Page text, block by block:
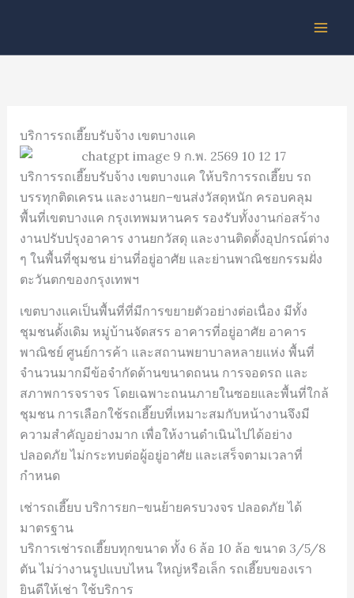
content
บริการรถเฮี๊ยบรับจ้าง เขตบางแค
บริการรถเฮี๊ยบรับจ้าง เขตบางแค ให้บริการรถเฮี๊ยบ รถ
บรรทุกติดเครน และงานยก–ขนส่งวัสดุหนัก ครอบคลุม
พื้นที่เขตบางแค กรุงเทพมหานคร รองรับทั้งงานก่อสร้าง
งานปรับปรุงอาคาร งานยกวัสดุ และงานติดตั้งอุปกรณ์ต่าง
ๆ ในพื้นที่ชุมชน ย่านที่อยู่อาศัย และย่านพาณิชยกรรมฝั่ง
ตะวันตกของกรุงเทพฯ
เขตบางแคเป็นพื้นที่ที่มีการขยายตัวอย่างต่อเนื่อง มีทั้ง
ชุมชนดั้งเดิม หมู่บ้านจัดสรร อาคารที่อยู่อาศัย อาคาร
พาณิชย์ ศูนย์การค้า และสถานพยาบาลหลายแห่ง พื้นที่
จำนวนมากมีข้อจำกัดด้านขนาดถนน การจอดรถ และ
สภาพการจราจร โดยเฉพาะถนนภายในซอยและพื้นที่ใกล้
ชุมชน การเลือกใช้รถเฮี๊ยบที่เหมาะสมกับหน้างานจึงมี
ความสำคัญอย่างมาก เพื่อให้งานดำเนินไปได้อย่าง
ปลอดภัย ไม่กระทบต่อผู้อยู่อาศัย และเสร็จตามเวลาที่
กำหนด
เช่ารถเฮี๊ยบ บริการยก–ขนย้ายครบวงจร ปลอดภัย ได้
มาตรฐาน
บริการเช่ารถเฮี๊ยบทุกขนาด ทั้ง 6 ล้อ 10 ล้อ ขนาด 3/5/8
ตัน ไม่ว่างานรูปแบบไหน ใหญ่หรือเล็ก รถเฮี๊ยบของเรา
ยินดีให้เช่า ใช้บริการ